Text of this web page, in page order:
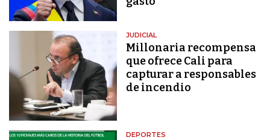
JUDICIAL
Millonaria recompensa
que ofrece Cali para
capturar a responsables
de incendio
DEPORTES